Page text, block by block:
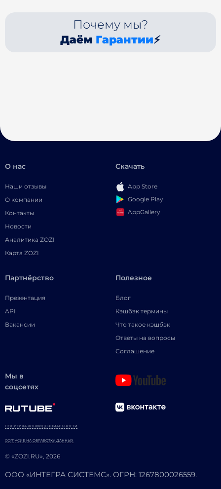
Почему мы?
Даём Гарантии⚡
О нас
Наши отзывы
О компании
Контакты
Новости
Аналитика ZOZI
Карта ZOZI
Скачать
App Store
Google Play
AppGallery
Партнёрство
Презентация
API
Вакансии
Полезное
Блог
Кэшбэк термины
Что такое кэшбэк
Ответы на вопросы
Соглашение
Мы в
соцсетях
© «ZOZI.RU», 2026
ПОЛИТИКА КОНФИДЕНЦИАЛЬНОСТИ
СОГЛАСИЕ НА ОБРАБОТКУ ДАННЫХ
ООО «ИНТЕГРА СИСТЕМС». ОГРН: 1267800026559.